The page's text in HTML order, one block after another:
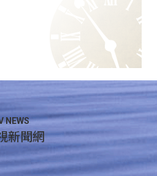
NEWS
新聞網